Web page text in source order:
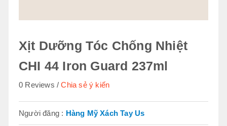
Xịt Dưỡng Tóc Chống Nhiệt
CHI 44 Iron Guard 237ml
0 Reviews Chia sẻ ý kiến
Người đăng : Hàng Mỹ Xách Tay Us